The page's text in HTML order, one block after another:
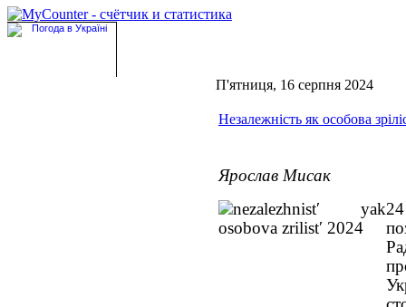
П'ятниця, 16 серпня 2024
Незалежність як особова
Ярослав Мисак